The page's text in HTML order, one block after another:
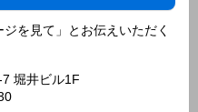
を見て」とお伝えいただく
堀井ビル1F